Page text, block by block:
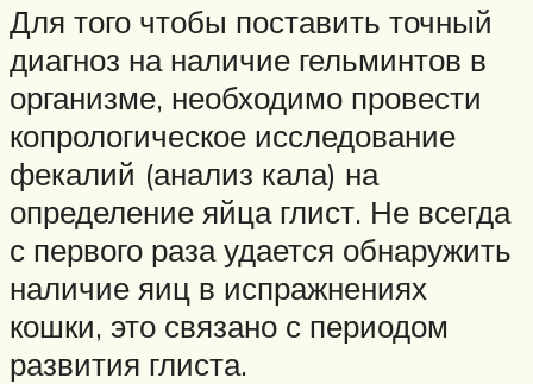
Для того чтобы поставить точный
диагноз на наличие гельминтов в
организме, необходимо провести
копрологическое исследование
фекалий (анализ кала) на
определение яйца глист. Не всегда
с первого раза удается обнаружить
наличие яиц в испражнениях
кошки, это связано с периодом
развития глиста.